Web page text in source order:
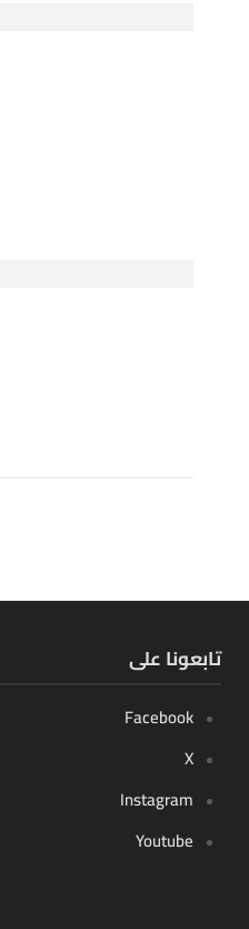
تابعونا على
Facebook
X
Instagram
Youtube